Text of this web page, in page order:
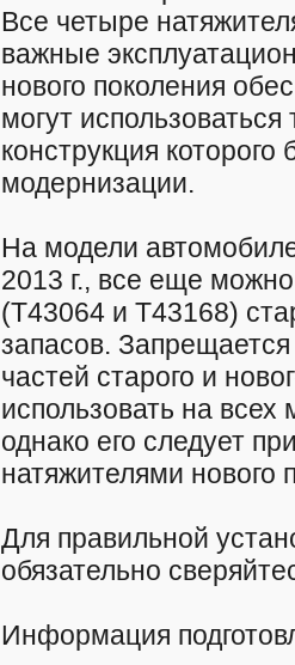
Все четыре
важные
нового поколения
могут
конструкция
модернизации.
На модели
2013 г., все еще
(T43064 и T43168)
запасов.
частей старого и
использовать на
однако его следует
натяжителями нового
Для правильной
обязательно
Информация